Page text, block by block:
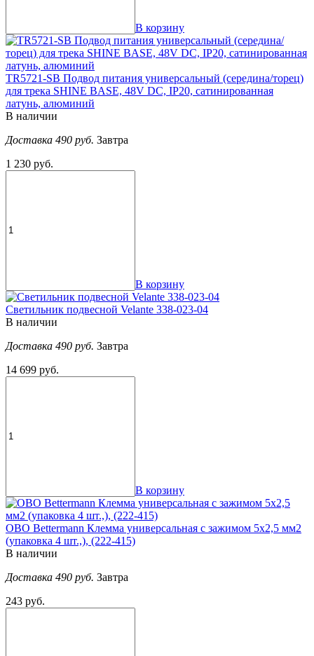
В корзину
TR5721-SB Подвод питания универсальный (середина/торец)
для трека SHINE BASE, 48V DC, IP20, сатинированная
латунь, алюминий
В наличии
Доставка 490 руб. Завтра
1 230 руб.
В корзину
Светильник подвесной Velante 338-023-04
В наличии
Доставка 490 руб. Завтра
14 699 руб.
В корзину
OBO Bettermann Клемма универсальная с зажимом 5x2,5 мм2
(упаковка 4 шт.,), (222-415)
В наличии
Доставка 490 руб. Завтра
243 руб.